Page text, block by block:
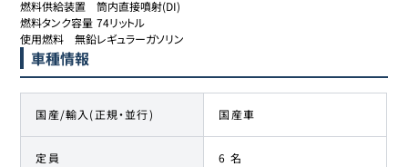
燃料供給装置	筒内直接噴射(DI)
燃料タンク容量	74リットル
使用燃料	無鉛レギュラーガソリン
車種情報
国産/輸入(正規・並行) 国産車
定員 6 名